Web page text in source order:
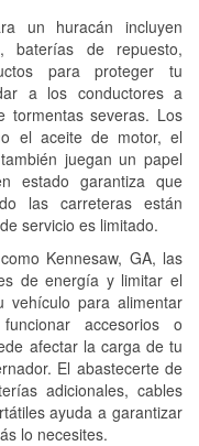
un huracán incluyen
, baterías de repuesto,
para proteger tu
a los conductores a
tormentas severas. Los
el aceite de motor, el
juegan un papel
estado garantiza que
las carreteras están
servicio es limitado.
Kennesaw, GA, las
de energía y limitar el
vehículo para alimentar
accesorios o
afectar la carga de tu
El abastecerte de
adicionales, cables
ayuda a garantizar
lo necesites.
de faros
de
y discos de